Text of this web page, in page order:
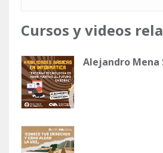
Cursos y videos
Alejandro Mena